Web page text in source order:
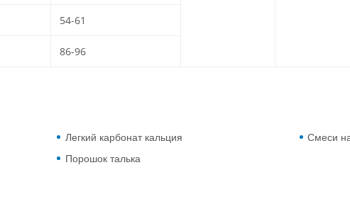
54-61
86-96
Легкий карбонат кальция
Порошок талька
Смеси